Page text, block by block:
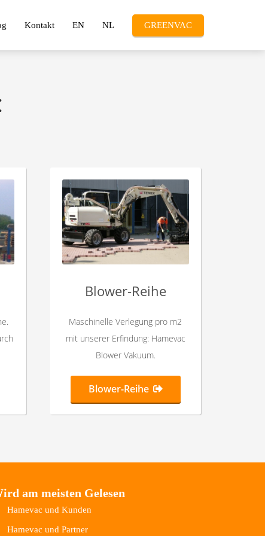
Kontakt EN NL GREENVAC
Blower-Reihe
Maschinelle Verlegung pro m2
mit unserer Erfindung: Hamevac
Blower Vakuum.
Blower-Reihe
am meisten Gelesen
Hamevac und Kunden
Hamevac und Partner